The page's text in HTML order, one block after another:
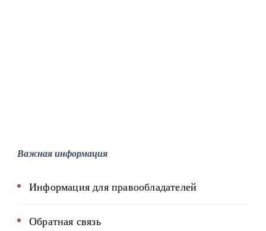
Важная информация
Информация для правообладателей
Обратная связь